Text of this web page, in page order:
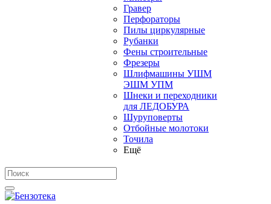
Гравер
Перфораторы
Пилы циркулярные
Рубанки
Фены строительные
Фрезеры
Шлифмашины УШМ
ЭШМ УПМ
Шнеки и переходники
для ЛЕДОБУРА
Шуруповерты
Отбойные молотоки
Точила
Ещё